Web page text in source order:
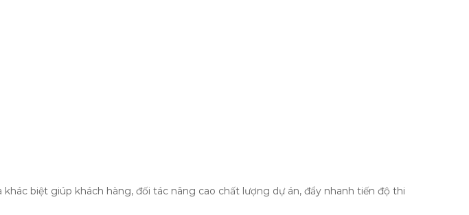
biệt giúp khách hàng, đối tác nâng cao chất lượng dự án, đẩy nhanh tiến độ thi